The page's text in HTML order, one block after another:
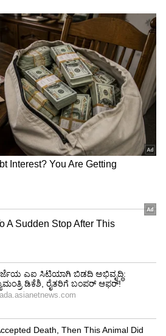
ಬೆಳಗ್ಗೆ
ದುಡಿಯಲೇಬೇಕಾದ
ಒಡ್ಡಿಕೊಳ್ಳುತ್ತಿದ್ದಾರೆ.
ಶೆಟ್ಟಿ | Rishab
News
TAX ಇಳಿಕೆ: ಮೋದಿ-
| India US